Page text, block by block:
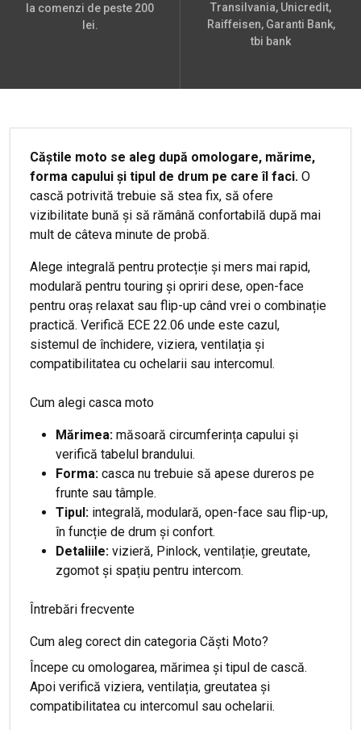
la comenzi de peste 200
lei.
Transilvania, Unicredit,
Raiffeisen, Garanti Bank,
tbi bank
Căștile moto se aleg după omologare, mărime,
forma capului și tipul de drum pe care îl faci. O
cască potrivită trebuie să stea fix, să ofere
vizibilitate bună și să rămână confortabilă după mai
mult de câteva minute de probă.
Alege integrală pentru protecție și mers mai rapid,
modulară pentru touring și opriri dese, open-face
pentru oraș relaxat sau flip-up când vrei o combinație
practică. Verifică ECE 22.06 unde este cazul,
sistemul de închidere, viziera, ventilația și
compatibilitatea cu ochelarii sau intercomul.
Cum alegi casca moto
Mărimea: măsoară circumferința capului și
verifică tabelul brandului.
Forma: casca nu trebuie să apese dureros pe
frunte sau tâmple.
Tipul: integrală, modulară, open-face sau flip-up,
în funcție de drum și confort.
Detaliile: vizieră, Pinlock, ventilație, greutate,
zgomot și spațiu pentru intercom.
Întrebări frecvente
Cum aleg corect din categoria Căști Moto?
Începe cu omologarea, mărimea și tipul de cască.
Apoi verifică viziera, ventilația, greutatea și
compatibilitatea cu intercomul sau ochelarii.